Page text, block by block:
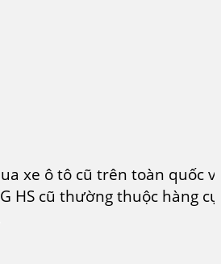
xe ô tô cũ trên toàn quốc
HS cũ thường thuộc hàng